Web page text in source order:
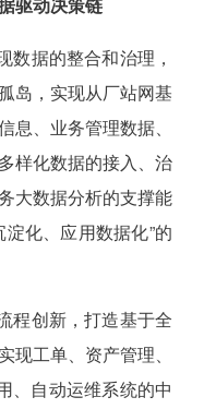
数据的整合和治理，
岛，实现从厂站网基
、业务管理数据、
样化数据的接入、治
大数据分析的支撑能
化、应用数据化”的
程创新，打造基于全
工单、资产管理、
、自动运维系统的中